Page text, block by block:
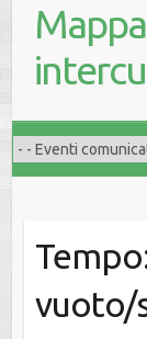
vuoto/